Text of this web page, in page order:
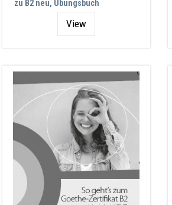
zu B2 neu, Übungsbuch
View